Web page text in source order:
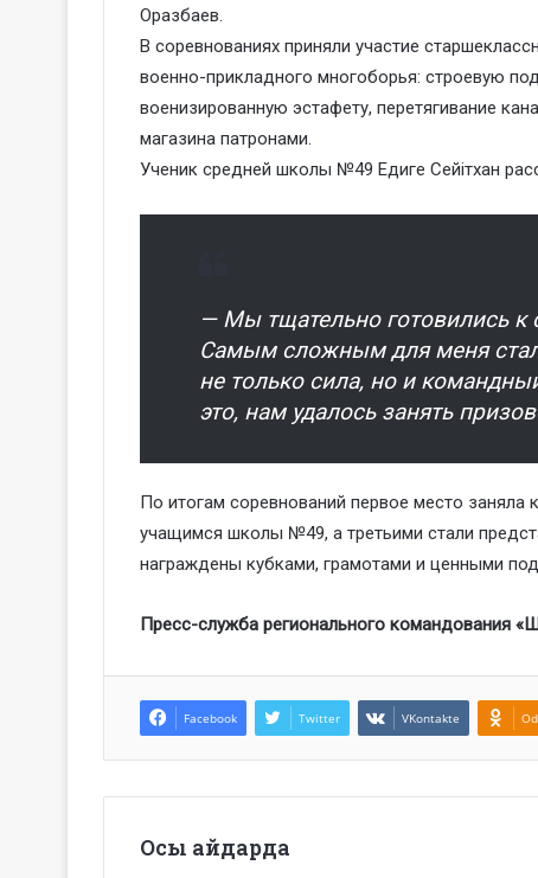
Оразбаев.
В соревнованиях приняли участие
военно-прикладного многоборья: строевую
военизированную эстафету, перетягивание
магазина патронами.
Ученик средней школы №49 Едиге Сейітхан
— Мы тщательно готовились к
Самым сложным для меня
не только сила, но и
это, нам удалось занять
По итогам соревнований первое место
учащимся школы №49, а третьими стали
награждены кубками, грамотами и ценными
Пресс-служба регионального командования
Facebook Twitter VKontakte
Осы айдарда